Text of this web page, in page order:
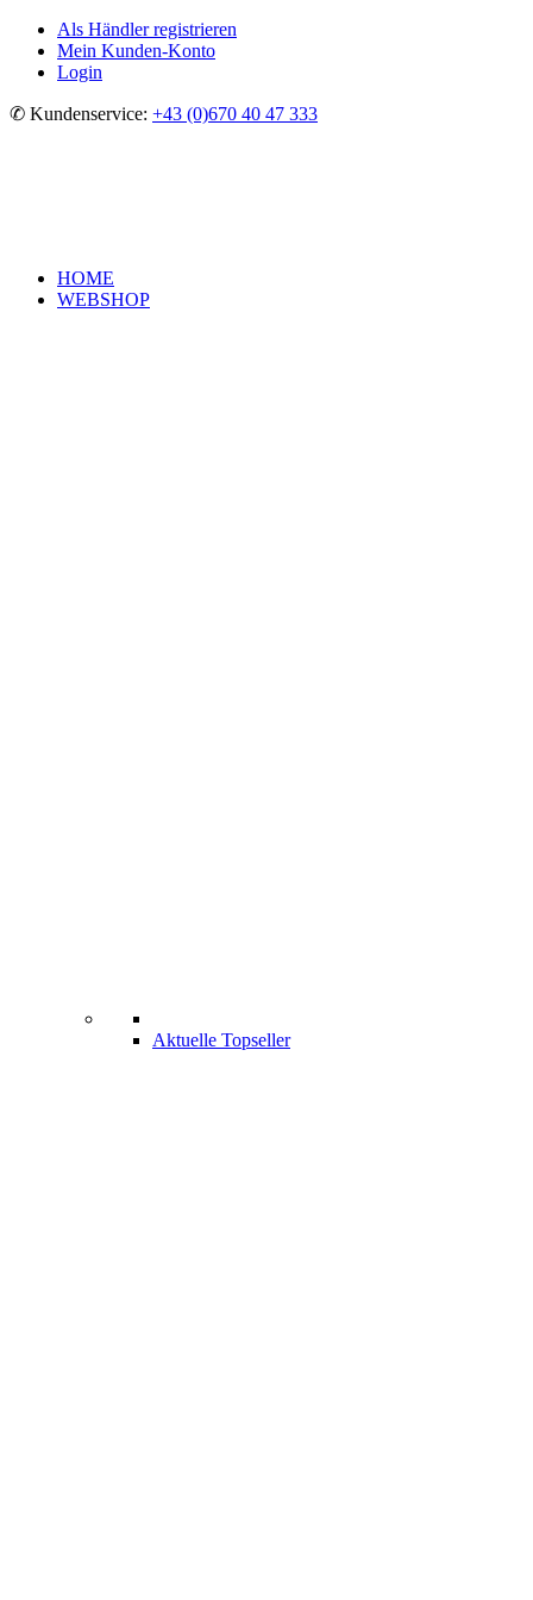
Als Händler registrieren
Mein Kunden-Konto
Login
✆ Kundenservice: +43 (0)670 40 47 333
HOME
WEBSHOP
Aktuelle Topseller